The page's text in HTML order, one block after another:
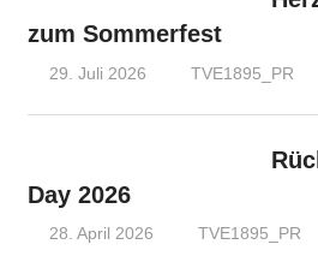
zum Sommerfest
29. Juli 2026 TVE1895_PR
Day 2026
28. April 2026 TVE1895_PR